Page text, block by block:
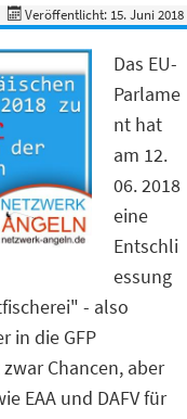
Veröffentlicht: 15. Juni 2018
Das EU-
Parlame
nt hat
am 12.
06. 2018
eine
Entschli
essung
- also
in die GFP
Chancen, aber
EAA und DAFV für